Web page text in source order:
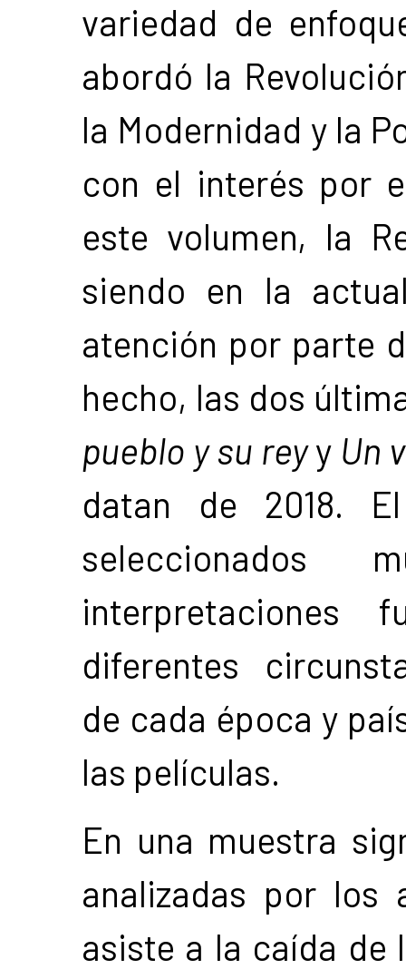
variedad de
abordó la
la Modernidad y la
con el interés por
este volumen, la
siendo en la
atención por parte
hecho, las dos
pueblo y su reyy Un
datan de 2018.
seleccionados
interpretaciones
diferentes
de cada época y
las películas.
En una muestra
analizadas por los
asiste a la caída de